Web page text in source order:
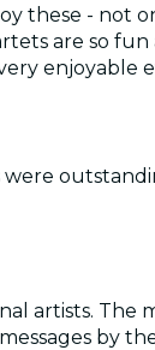
these - not
are so fun
enjoyable
were
artists. The
by